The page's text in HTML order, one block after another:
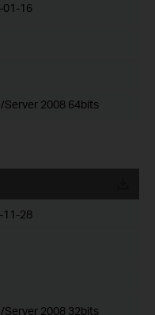
01-16
2008 64bits
11-28
2008 32bits